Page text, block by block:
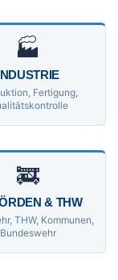
🏭
Fertigung,
🚒
& THW
THW, Kommunen,
Bundeswehr